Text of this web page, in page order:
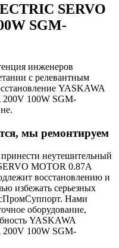
SERVO
SGM-
инженеров
с релевантным
YASKAWA
100W SGM-
мы ремонтируем
неутешительный
MOTOR 0.87A
восстановлению и
избежать серьезных
Нами
оборудование,
YASKAWA
100W SGM-